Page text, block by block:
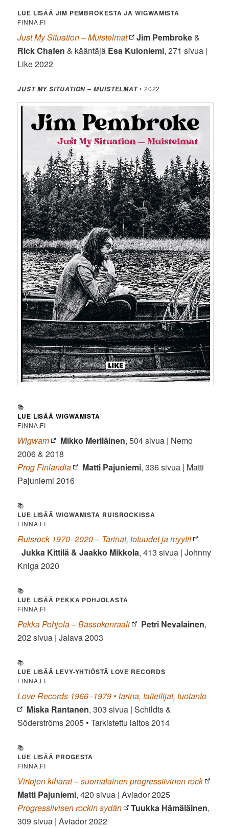
LUE LISÄÄ JIM PEMBROKESTA JA WIGWAMISTA
FINNA.FI
Just My Situation – Muistelmat Jim Pembroke&
Rick Chafen & kääntäjä Esa Kuloniemi, 271 sivua |
Like 2022
JUST MY SITUATION – MUISTELMAT• 2022
📚
LUE LISÄÄ WIGWAMISTA
FINNA.FI
Wigwam Mikko Meriläinen, 504 sivua | Nemo
2006 & 2018
Prog Finlandia
Matti Pajuniemi, 336 sivua | Matti
Pajuniemi 2016
📚
LUE LISÄÄ WIGWAMISTA RUISROCKISSA
FINNA.FI
Ruisrock 1970–2020 – Tarinat, totuudet ja myytit
Jukka Kittilä & Jaakko Mikkola, 413 sivua | Johnny
Kniga 2020
📚
LUE LISÄÄ PEKKA POHJOLASTA
FINNA.FI
Pekka Pohjola – Bassokenraali Petri Nevalainen,
202 sivua | Jalava 2003
📚
LUE LISÄÄ LEVY-YHTIÖSTÄ LOVE RECORDS
FINNA.FI
Love Records 1966–1979 • tarina, taiteilijat, tuotanto
Miska Rantanen, 303 sivua | Schildts &
Söderströms 2005 • Tarkistettu laitos 2014
📚
LUE LISÄÄ PROGESTA
FINNA.FI
Virtojen kiharat – suomalainen progressiivinen rock
Matti Pajuniemi, 420 sivua | Aviador 2025
Progressiivisen rockin sydän
Tuukka Hämäläinen,
309 sivua | Aviador 2022